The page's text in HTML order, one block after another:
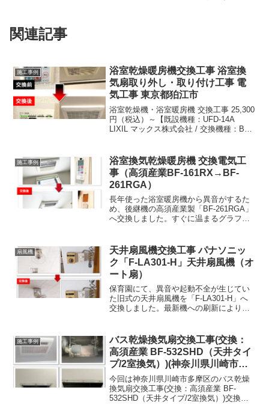
関連記事
施工事例
浴室乾燥暖房機交換工事 浴室換
気扇取り外し・取り付け工事 電
気工事 東京都狛江市
浴室乾燥機・浴室暖房機 交換工事 25,300
円（税込）～【既設機種：UFD-14A
LIXIL マックス株式会社 / 交換機種：BF-
ら、浴室乾燥機・浴室暖房機取り付け専
門店までご連絡ください。
施工事例
浴室換気乾燥暖房機 交換電気工
事（高須産業BF-161RX→BF-
261RGA）
長年使った浴室暖房機から異音がするた
め、後継機の高須産業製「BF-261RGA」
へ交換しました。すぐに温まるグラファ
使うため、月1〜2回のフィルター清掃が
おすすめです。
扇風機
天井扇風機交換工事 パナソニッ
ク「F-LA301-H」天井扇風機（オ
ート扇）
保育園にて、異音や起動不全が生じてい
た旧式の天井扇風機を「F-LA301-H」へ
交換しました。最新機への刷新により、
しており、定期的な清掃で清潔な環境を
維持できます。園児が安心して過ごせ
る、快適な空調環境が整いました。
施工事例
バス乾燥換気扇交換工事(交換：
高須産業 BF-532SHD（天井タイ
プ/2室換気）)(神奈川県川崎市多
摩区)
今回は神奈川県川崎市多摩区のバス乾燥
換気扇交換工事(交換：高須産業 BF-
532SHD（天井タイプ/2室換気）)交換工